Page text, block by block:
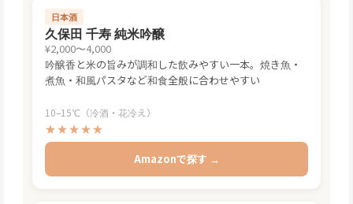
日本酒
久保田 千寿 純米吟醸
¥2,000〜4,000
吟醸香と米の旨みが調和した飲みやすい一本。焼き魚・
煮魚・和風パスタなど和食全般に合わせやすい
10–15℃（冷酒・花冷え）
★★★★★
Amazonで探す →